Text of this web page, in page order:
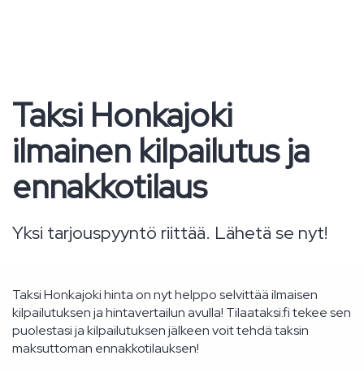
Taksi Honkajoki
ilmainen kilpailutus ja
ennakkotilaus
Yksi tarjouspyyntö riittää. Lähetä se nyt!
Taksi Honkajoki hinta on nyt helppo selvittää ilmaisen
kilpailutuksen ja hintavertailun avulla! Tilaataksi.fi tekee sen
puolestasi ja kilpailutuksen jälkeen voit tehdä taksin
maksuttoman ennakkotilauksen!